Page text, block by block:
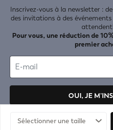
Sélectionner une taille
Inscrivez-vous à la newsletter :
des invitations à des
Pour vous, une réduction de
premier
OUI, JE